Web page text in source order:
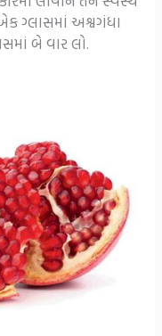
ગ્લાસમાં અશ્વગંધા
બે વાર લો.